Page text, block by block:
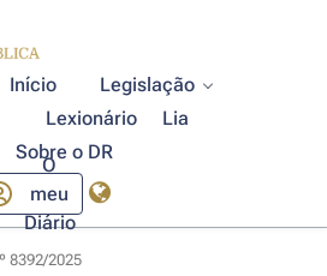
Início
Legislação
Lexionário
Lia
Sobre o DR
O
meu
Diário
8392/2025